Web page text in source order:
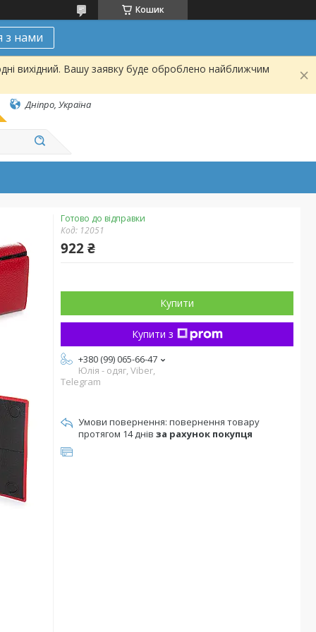
Кошик
з нами
вихідний. Вашу заявку буде оброблено найближчим
Дніпро, Україна
Готово до відправки
Код: 12051
922 ₴
Купити
Купити з
+380 (99) 065-66-47
Юлія - одяг, Viber,
Telegram
повернення товару
протягом 14 днів за рахунок покупця